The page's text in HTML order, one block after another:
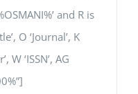
and R is
O ‘Journal’, K
W ‘ISSN’, AG